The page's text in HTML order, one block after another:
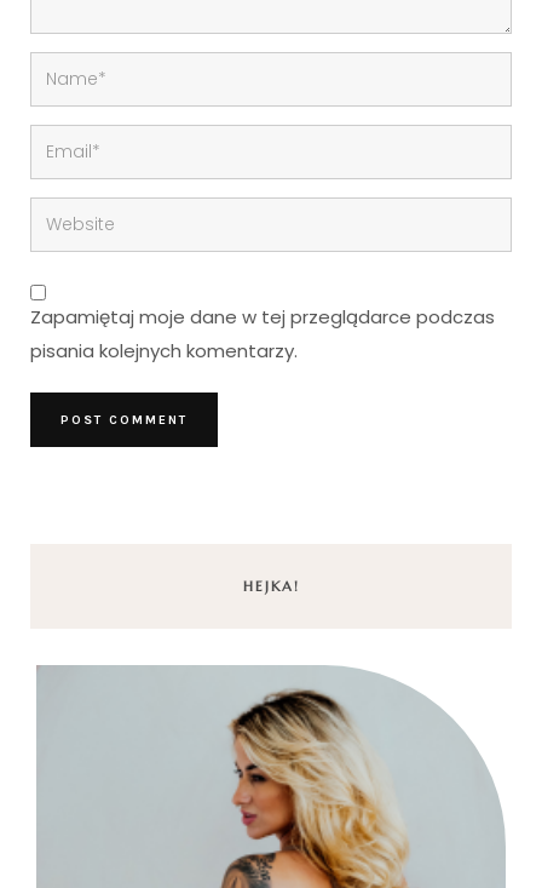
Zapamiętaj moje dane w tej przeglądarce podczas
pisania kolejnych komentarzy.
HEJKA!